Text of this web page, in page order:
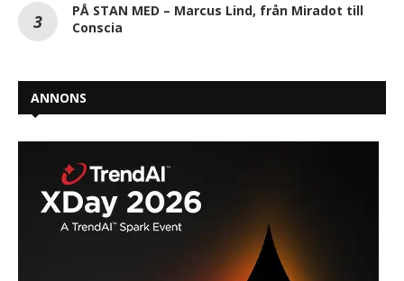
PÅ STAN MED – Marcus Lind, från Miradot till
Conscia
ANNONS